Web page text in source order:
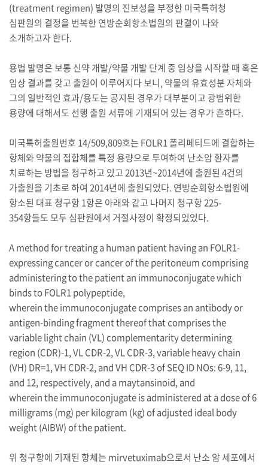
(treatment regimen) 발명의 진보성을 부정한 미국특허청
심판원의 결정을 번복한 연방순회항소법원의 판결이 나와
소개하고자 한다.
용법 발명은 보통 신약 개발/약물 개발 단계 중 임상을 시작할 때 혹은
임상 결과를 갖고 출원이 이루어지다 보니, 약물의 유효성분 자체와
그의 일반적인 효과/용도는 공지된 경우가 대부분이고 광범위한
용량에 대해서도 선행 출원 서류에 기재되어 있는 경우가 흔하다.
미국특허출원번호 14/509,809호는 FOLR1 폴리페티드에 결합하는
항체와 약물의 접합체를 특정 용량으로 투여하여 난소암 환자를
치료하는 방법을 청구하고 있고 2013년~2014년에 출원된 4건의
가출원을 기초로 하여 2014년에 출원되었다. 연방순회항소법원에
항소된 대표 청구항 1항은 아래와 같고 나머지 청구항 225-
354항들도 모두 심판원에서 거절사정이 확정되었었다.
A method for treating a human patient having an FOLR1-
expressing cancer or cancer of the peritoneum comprising
administering to the patient an immunoconjugate which
binds to FOLR1 polypeptide,
wherein the immunoconjugate comprises an antibody or
antigen-binding fragment thereof that comprises the
variable light chain (VL) complementarity determining
region (CDR)-1, VL CDR-2, VL CDR-3, variable heavy chain
(VH) DR=1, VH CDR-2, and VH CDR-3 of SEQ ID NOs: 6-9, 11,
and 12, respectively, and a maytansinoid, and
wherein the immunoconjugate is administered at a dose of 6
milligrams (mg) per kilogram (kg) of adjusted ideal body
weight (AIBW) of the patient.
위 청구항에 기재된 항체는 mirvetuximab으로서 난소 암 세포에서